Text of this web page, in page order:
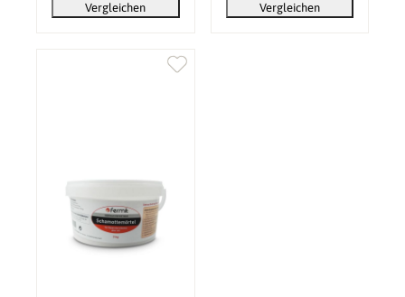
Vergleichen Vergleichen